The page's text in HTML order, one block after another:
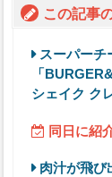
この記事
スーパー
「
シェイク ク
同日に紹
肉汁が飛び